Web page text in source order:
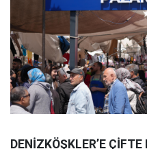
DENİZKÖŞKLER’E